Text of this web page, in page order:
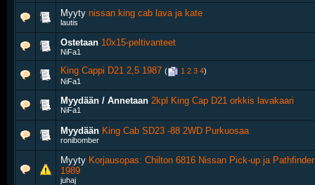
Myyty nissan king cab lava ja kate
lautis
Ostetaan 10x15-peltivanteet
NiFa1
King Cappi D21 2,5 1987 ( 1 2 3 4)
NiFa1
Myydään / Annetaan 2kpl King Cap D21 orkkis lavakaari
NiFa1
Myydään King Cab SD23 -88 2WD Purkuosaa
ronibomber
Myyty Korjausopas: Chilton 6816 Nissan Pick-up ja
1989
juhaj